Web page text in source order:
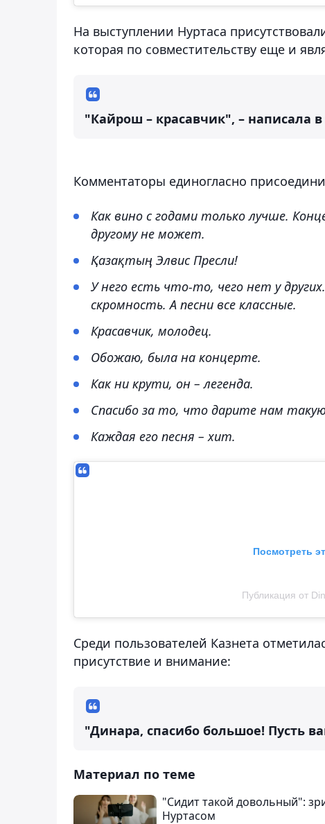
На выступлении Нуртаса
которая по совместительству еще и
"Кайрош – красавчик", – написала
Комментаторы единогласно
Как вино с годами только лучше.
другому не может.
Қазақтың Элвис Пресли!
У него есть что-то, чего нет у
скромность. А песни все классные.
Красавчик, молодец.
Обожаю, была на концерте.
Как ни крути, он – легенда.
Спасибо за то, что дарите нам
Каждая его песня – хит.
Посмотреть
Публикация от
Среди пользователей Казнета
присутствие и внимание:
"Динара, спасибо большое! Пусть
Материал по теме
"Сидит такой довольный":
Нуртасом